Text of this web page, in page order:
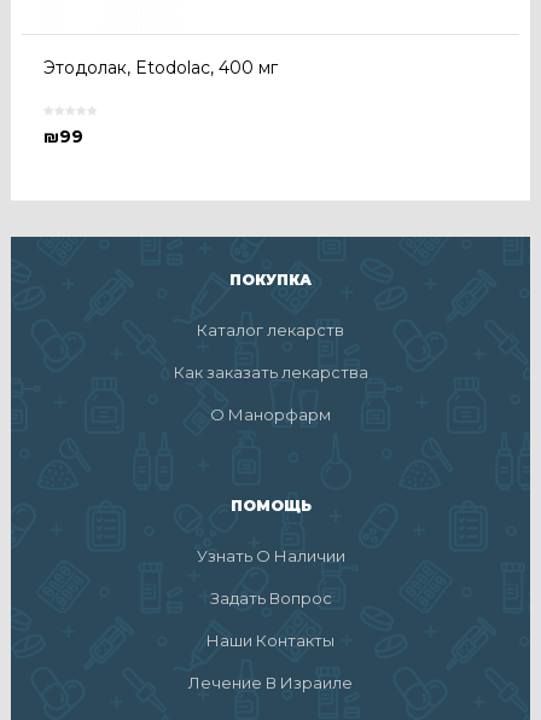
Этодолак, Etodolac, 400 мг
₪99
ПОКУПКА
Каталог лекарств
Как заказать лекарства
О Манорфарм
ПОМОЩЬ
Узнать О Наличии
Задать Вопрос
Наши Контакты
Лечение В Израиле